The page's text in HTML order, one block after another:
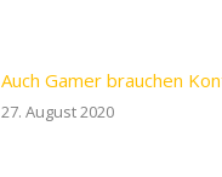
Auch Gamer brauchen
27. August 2020